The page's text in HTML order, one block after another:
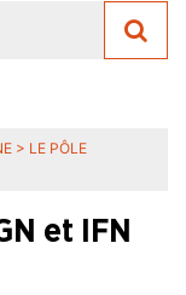
> LE PÔLE
et IFN